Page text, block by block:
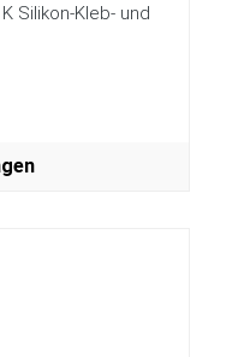
Silikon-Kleb- und